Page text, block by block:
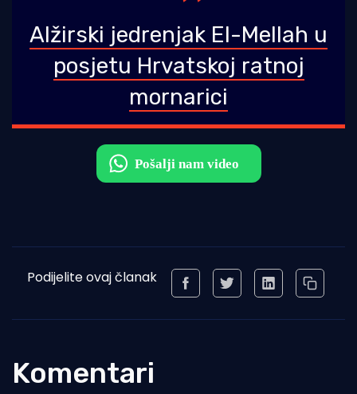
Alžirski jedrenjak El-Mellah u
posjetu Hrvatskoj ratnoj
mornarici
Podijelite ovaj članak
Komentari